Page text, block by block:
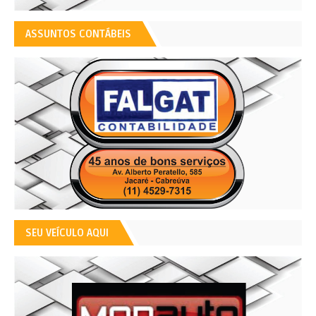
ASSUNTOS CONTÁBEIS
SEU VEÍCULO AQUI